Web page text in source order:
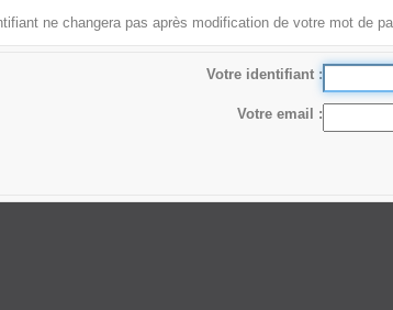
ne changera pas après modification de votre mot de
Votre identifiant
Votre email